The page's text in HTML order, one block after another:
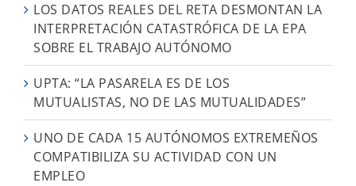
LOS DATOS REALES DEL RETA DESMONTAN LA
INTERPRETACIÓN CATASTRÓFICA DE LA EPA
SOBRE EL TRABAJO AUTÓNOMO
UPTA: “LA PASARELA ES DE LOS
MUTUALISTAS, NO DE LAS MUTUALIDADES”
UNO DE CADA 15 AUTÓNOMOS EXTREMEÑOS
COMPATIBILIZA SU ACTIVIDAD CON UN
EMPLEO